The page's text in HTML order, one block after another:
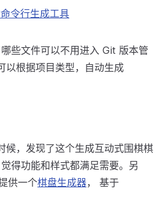
令行生成工具
些文件可以不用进入 Git 版本管
以根据项目类型，自动生成
候，发现了这个生成互动式围棋棋
得功能和样式都满足需要。另
供一个棋盘生成器， 基于